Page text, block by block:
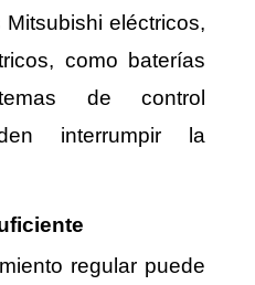
eléctricos,
como baterías
de control
interrumpir la
regular puede